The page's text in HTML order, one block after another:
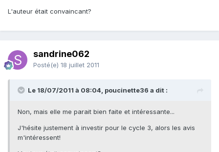
L'auteur était convaincant?
sandrine062
Posté(e) 18 juillet 2011
Le 18/07/2011 à 08:04, poucinette36 a dit :
Non, mais elle me parait bien faite et intéressante...
J'hésite justement à investir pour le cycle 3, alors les avis
m'intéressent!